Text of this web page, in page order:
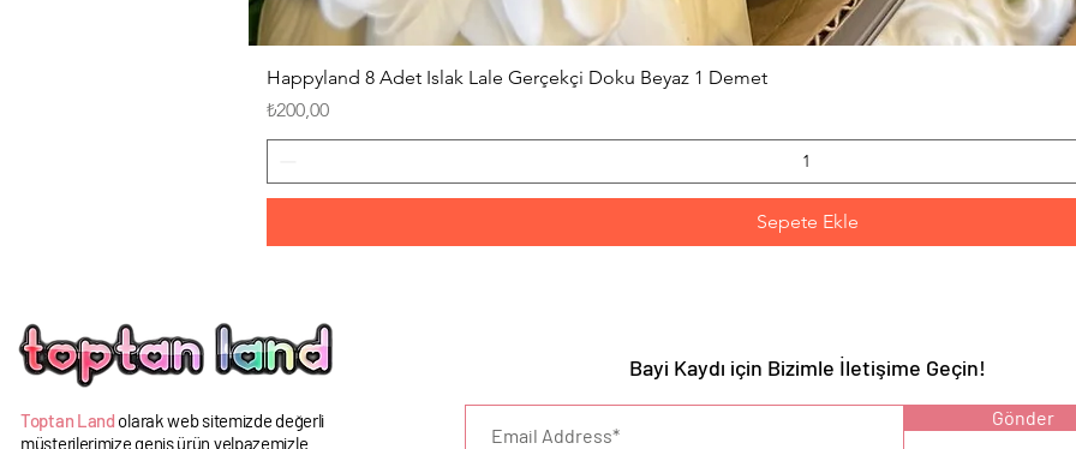
Happyland 8 Adet Islak Lale Gerçekçi Doku Beyaz 1 Demet
Fiyat
₺200,00
Sepete Ekle
Toptan Land olarak web sitemizde değerli
müşterilerimize geniş ürün yelpazemizle
UYARI :
Bayi Kaydı için Bizimle İletişime Geçin!
Gönder